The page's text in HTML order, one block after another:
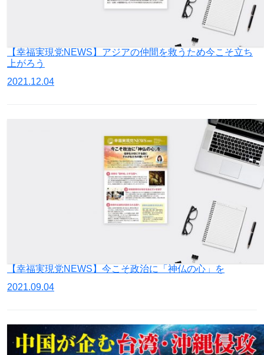
【幸福実現党NEWS】アジアの仲間を救うため今こそ立ち
上がろう
2021.12.04
【幸福実現党NEWS】今こそ政治に「神仏の心」を
2021.09.04